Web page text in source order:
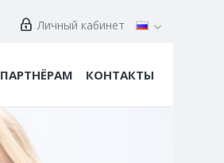
Личный кабинет
ПАРТНЁРАМ КОНТАКТЫ